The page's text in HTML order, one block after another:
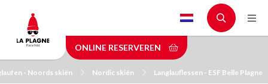
main
content
ONLINE RESERVEREN
- Noords skiën Nordic skiën Langlauflessen - ESF Belle Plagne